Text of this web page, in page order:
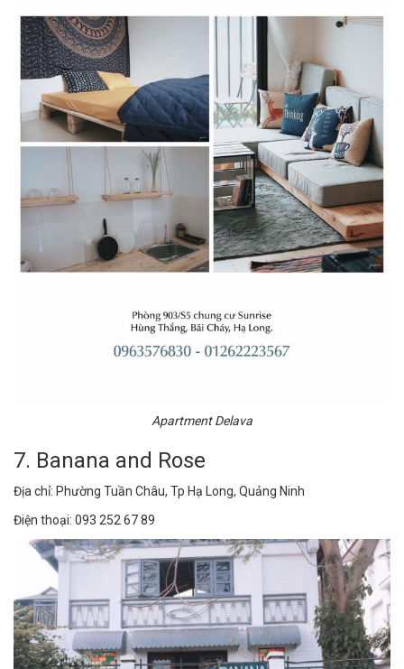
Apartment Delava
7. Banana and Rose
Địa chỉ: Phường Tuần Châu, Tp Hạ Long, Quảng Ninh
Điện thoại: 093 252 67 89